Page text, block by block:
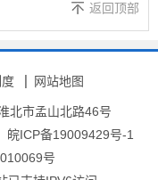
返回顶部
网站地图
北市孟山北路46号
皖ICP备19009429号-1
号